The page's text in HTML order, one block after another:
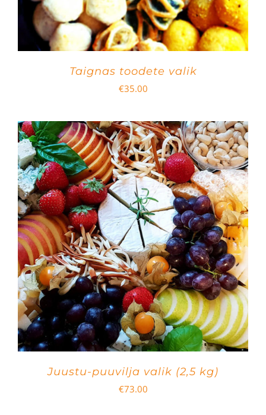
Taignas toodete valik
€35.00
Juustu-puuvilja valik (2,5 kg)
€73.00